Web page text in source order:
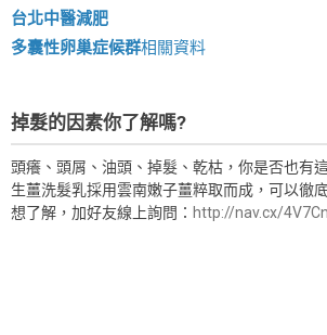
台北中醫減肥
多囊性卵巢症候群相關資料
掉髮的因素你了解嗎?
頭癢、頭屑、油頭、掉髮、乾枯，你是否也有
生薑洗髮乳採用雲南嫩子薑粹取而成，可以徹
想了解，加好友線上詢問： http://nav.cx/